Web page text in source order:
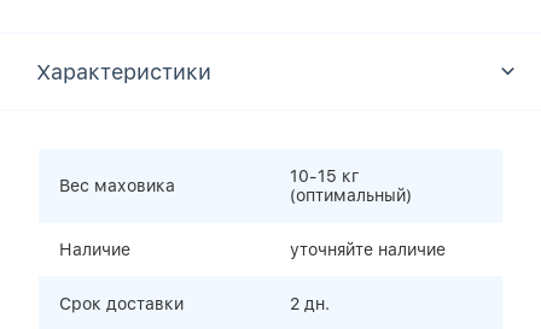
Характеристики
Вес маховика
10-15 кг
(оптимальный)
Наличие уточняйте наличие
Срок доставки 2 дн.